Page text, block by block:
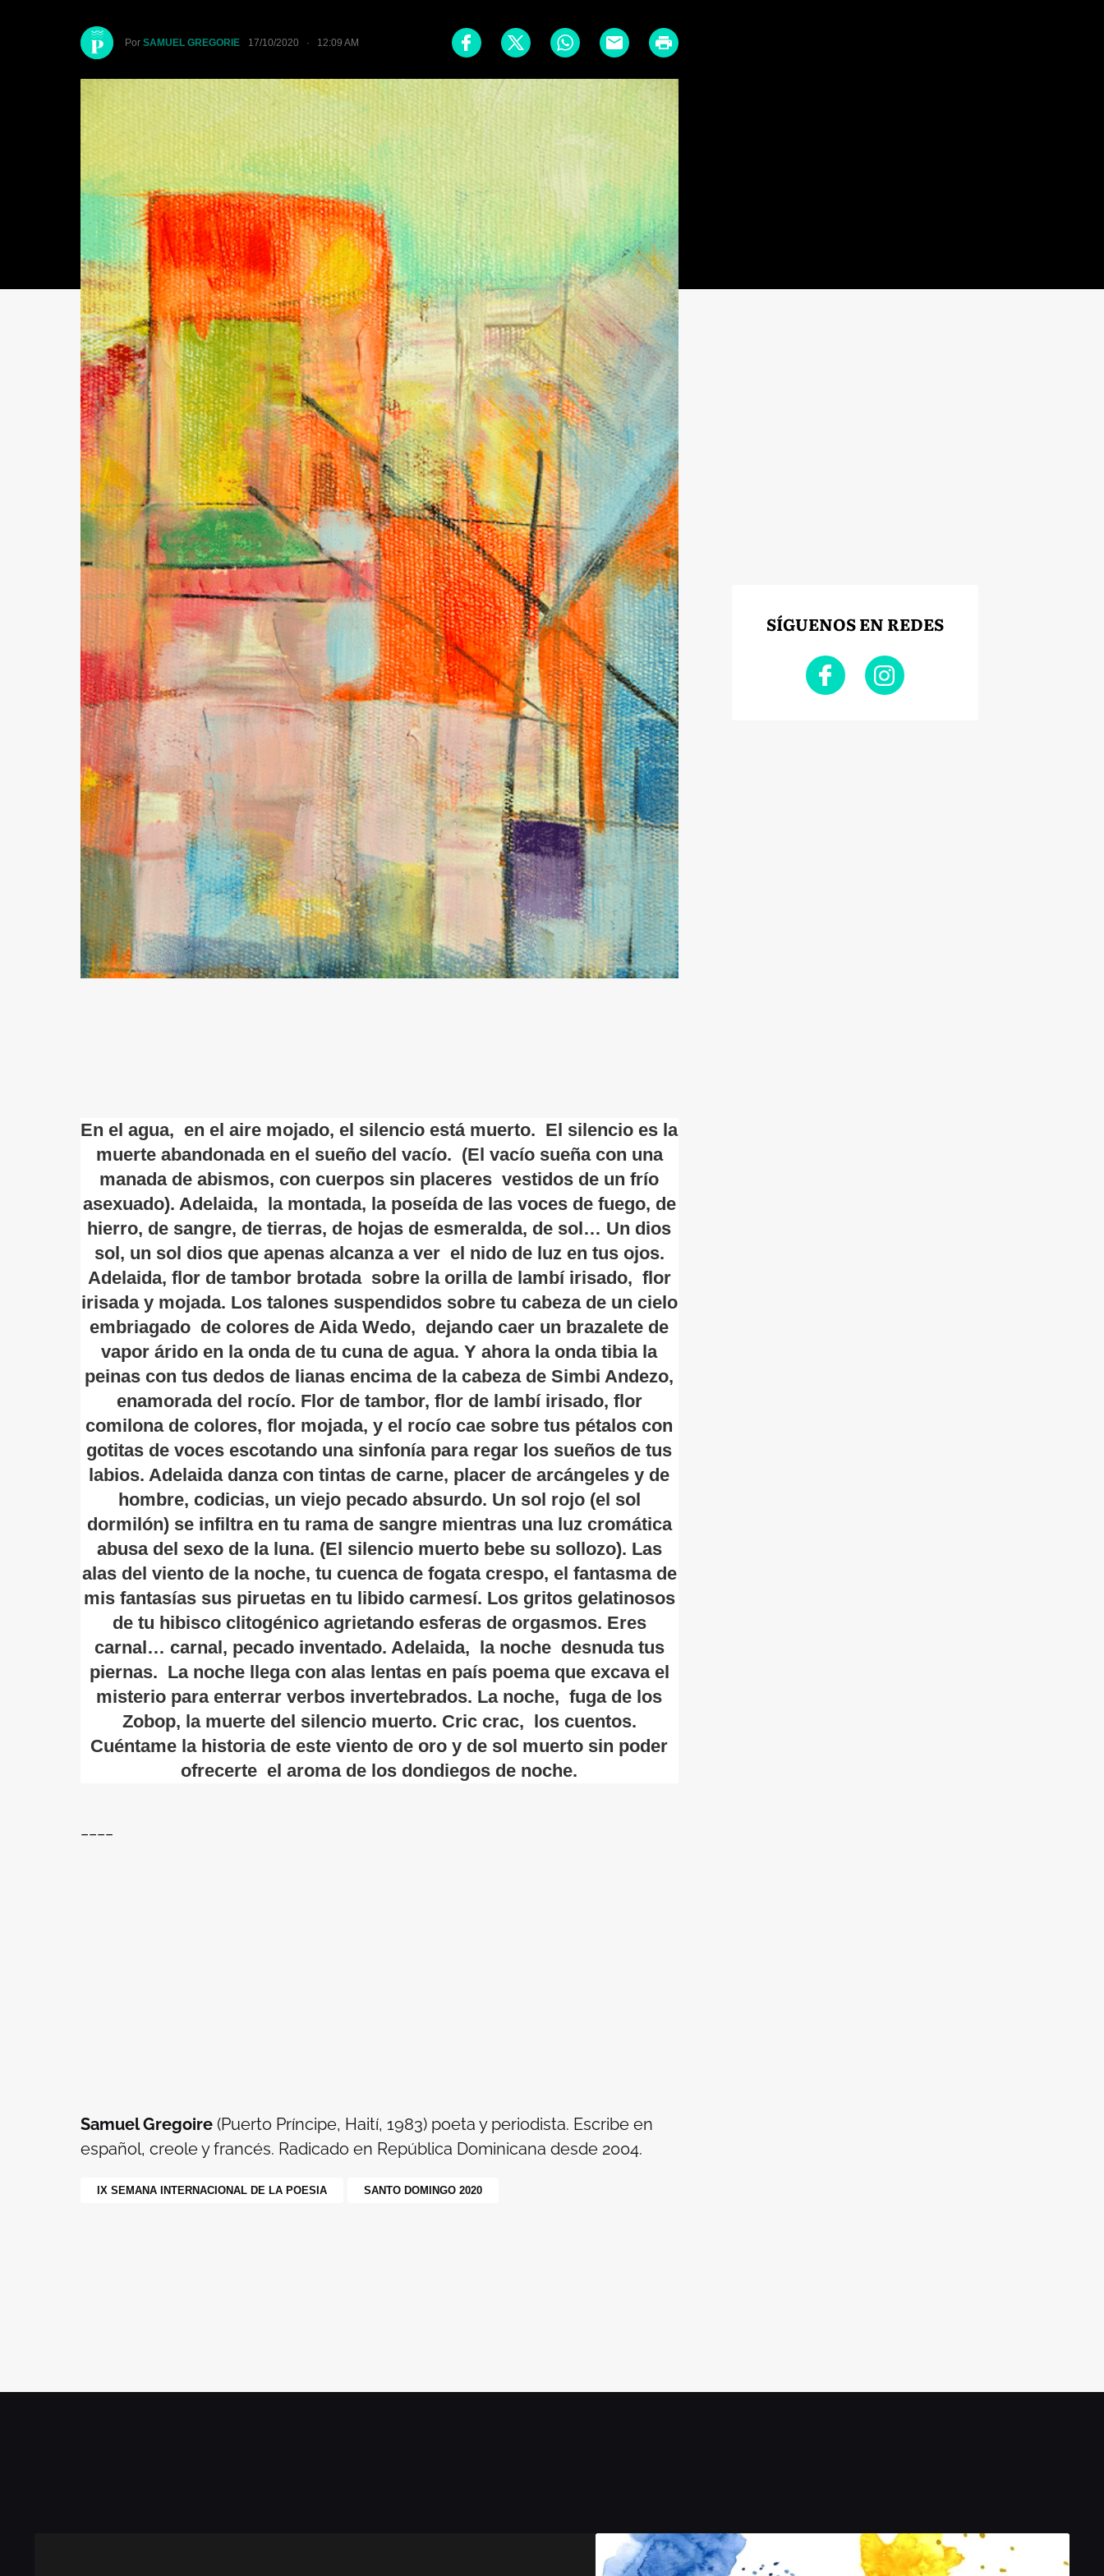
Por SAMUEL GREGORIE 17/10/2020 · 12:09 AM
En el agua, en el aire mojado, el silencio está muerto. El silencio es la
muerte abandonada en el sueño del vacío. (El vacío sueña con una
manada de abismos, con cuerpos sin placeres vestidos de un frío
asexuado). Adelaida, la montada, la poseída de las voces de fuego, de
hierro, de sangre, de tierras, de hojas de esmeralda, de sol… Un dios
sol, un sol dios que apenas alcanza a ver el nido de luz en tus ojos.
Adelaida, flor de tambor brotada sobre la orilla de lambí irisado, flor
irisada y mojada. Los talones suspendidos sobre tu cabeza de un cielo
embriagado de colores de Aida Wedo, dejando caer un brazalete de
vapor árido en la onda de tu cuna de agua. Y ahora la onda tibia la
peinas con tus dedos de lianas encima de la cabeza de Simbi Andezo,
enamorada del rocío. Flor de tambor, flor de lambí irisado, flor
comilona de colores, flor mojada, y el rocío cae sobre tus pétalos con
gotitas de voces escotando una sinfonía para regar los sueños de tus
labios. Adelaida danza con tintas de carne, placer de arcángeles y de
hombre, codicias, un viejo pecado absurdo. Un sol rojo (el sol
dormilón) se infiltra en tu rama de sangre mientras una luz cromática
abusa del sexo de la luna. (El silencio muerto bebe su sollozo). Las
alas del viento de la noche, tu cuenca de fogata crespo, el fantasma de
mis fantasías sus piruetas en tu libido carmesí. Los gritos gelatinosos
de tu hibisco clitogénico agrietando esferas de orgasmos. Eres
carnal… carnal, pecado inventado. Adelaida, la noche desnuda tus
piernas. La noche llega con alas lentas en país poema que excava el
misterio para enterrar verbos invertebrados. La noche, fuga de los
Zobop, la muerte del silencio muerto. Cric crac, los cuentos.
Cuéntame la historia de este viento de oro y de sol muerto sin poder
ofrecerte el aroma de los dondiegos de noche.
Samuel Gregoire(Puerto Príncipe, Haití, 1983) poeta y periodista. Escribe en
español, creole y francés. Radicado en República Dominicana desde 2004.
IX SEMANA INTERNACIONAL DE LA POESIA SANTO DOMINGO 2020
SÍGUENOS EN REDES